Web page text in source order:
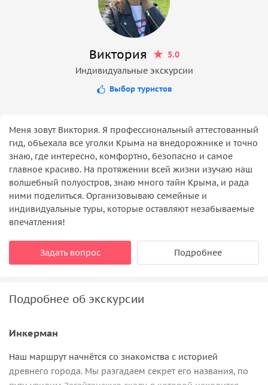
Виктория
5.0
Индивидуальные экскурсии
Выбор туристов
Меня зовут Виктория. Я профессиональный аттестованный
гид, объехала все уголки Крыма на внедорожнике и точно
знаю, где интересно, комфортно, безопасно и самое
главное красиво. На протяжении всей жизни изучаю наш
волшебный полуостров, знаю много тайн Крыма, и рада
ними поделиться. Организовываю семейные и
индивидуальные туры, которые оставляют незабываемые
впечатления!
Задать вопрос Подробнее
Подробнее об экскурсии
Инкерман
Наш маршрут начнётся со знакомства с историей
древнего города. Мы разгадаем секрет его названия, по